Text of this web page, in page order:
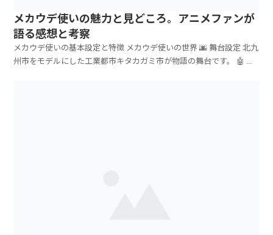
メカウデ使いの魅力と見どころ。アニメファンが
語る感想と考察
メカウデ使いの基本設定と特徴 メカウデ使いの世界 🌆 舞台設定 北九
州市をモデルにした工業都市キタカガミ市が物語の舞台です。 🤖 ...